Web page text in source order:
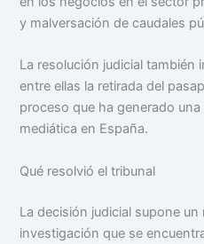
y malversación de caudales
La resolución judicial también
entre ellas la retirada del
proceso que ha generado
mediática en España.
Qué resolvió el tribunal
La decisión judicial supone
investigación que se